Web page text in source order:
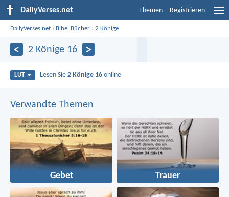
DailyVerses.net Themen Registrieren
DailyVerses.net › Bibel Bücher ›2 Könige
2 Könige 16
LUT Lesen Sie2 Könige 16 online
Verwandte Themen
Gebet Trauer